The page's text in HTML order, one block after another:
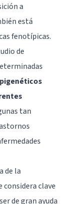
a
está
fenotípicas.
de
tan
de la
considera clave
de gran ayuda